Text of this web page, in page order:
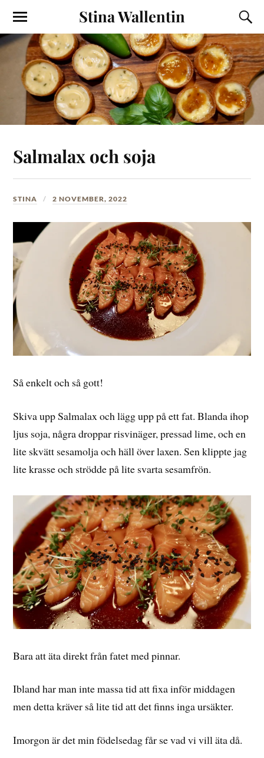
Stina Wallentin
Salmalax och soja
STINA 2 NOVEMBER, 2022
Så enkelt och så gott!
Skiva upp Salmalax och lägg upp på ett fat. Blanda ihop
ljus soja, några droppar risvinäger, pressad lime, och en
lite skvätt sesamolja och häll över laxen. Sen klippte jag
lite krasse och strödde på lite svarta sesamfrön.
Bara att äta direkt från fatet med pinnar.
Ibland har man inte massa tid att fixa inför middagen
men detta kräver så lite tid att det finns inga ursäkter.
Imorgon är det min födelsedag får se vad vi vill äta då.